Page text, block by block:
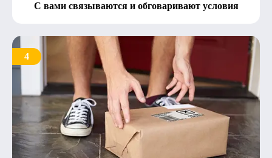
С вами связываются и обговаривают условия
4